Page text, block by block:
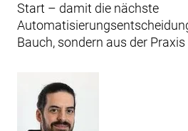
Start – damit die nächste
Bauch, sondern aus der